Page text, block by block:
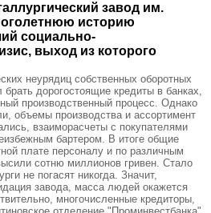
завод им.
историю
социально-
выход из которого
неурядиц собственных оборотных
дорогостоящие кредиты в банках,
производственный процесс. Однако
объемы производства и ассортимент
взаиморасчеты с покупателями
бартером. В итоге общие
плате персоналу и по различным
сотню миллионов гривен. Стало
не погасят никогда. Значит,
завода, масса людей окажется
многочисленные кредиторы,